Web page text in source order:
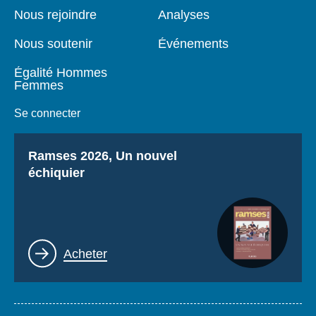
Nous rejoindre
Nous soutenir
Égalité Hommes
Femmes
Se connecter
Analyses
Événements
Titre
Ramses 2026, Un nouvel
échiquier
Lien
Acheter